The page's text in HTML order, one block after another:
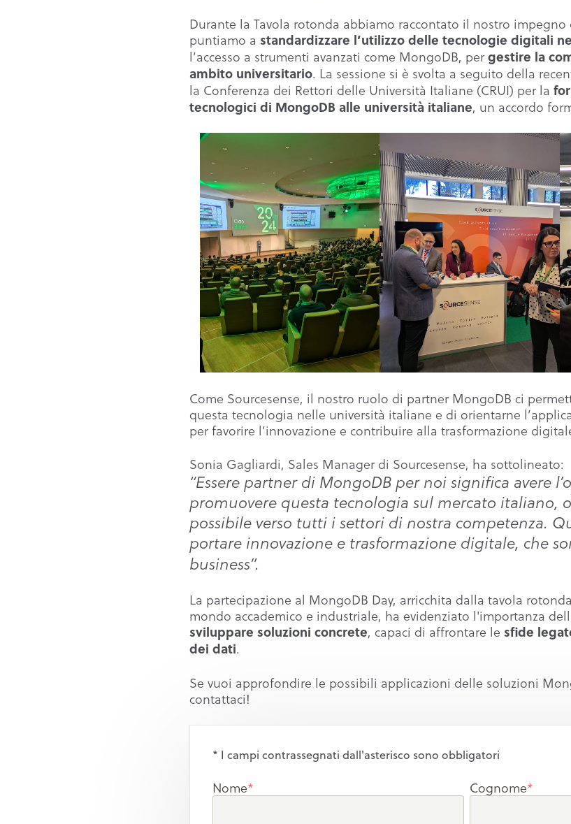
Durante la Tavola rotonda abbiamo raccontato il nostro impegno
puntiamo a standardizzare l’utilizzo delle tecnologie digitali
l’accesso a strumenti avanzati come MongoDB, pergestire la
ambito universitario. La sessione si è svolta a seguito della
la Conferenza dei Rettori delle Università Italiane (CRUI) per la
tecnologici di MongoDB alle università italiane, un accordo
Come Sourcesense, il nostro ruolo di partner MongoDB ci
questa tecnologia nelle università italiane e di orientarne
per favorire l’innovazione e contribuire alla trasformazione
Sonia Gagliardi, Sales Manager di Sourcesense, ha sottolineato:
“Essere partner di MongoDB per noi significa avere
promuovere questa tecnologia sul mercato italiano,
possibile verso tutti i settori di nostra competenza.
portare innovazione e trasformazione digitale, che
business”.
La partecipazione al MongoDB Day, arricchita dalla tavola
mondo accademico e industriale, ha evidenziato l'importanza
sviluppare soluzioni concrete, capaci di affrontare le sfide
dei dati.
Se vuoi approfondire le possibili applicazioni delle soluzioni
contattaci!
* I campi contrassegnati dall'asterisco sono obbligatori
Nome* Cognome*